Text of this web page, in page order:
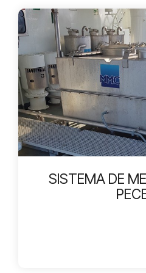
SISTEMA DE